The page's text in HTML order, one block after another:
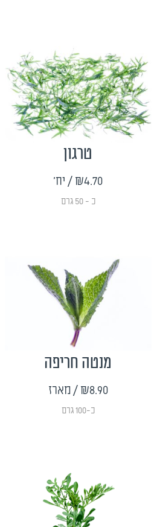
טרגון
₪4.70/ יח'
כ - 50 גרם
מנטה חריפה
₪8.90 / מארז
כ-100 גרם